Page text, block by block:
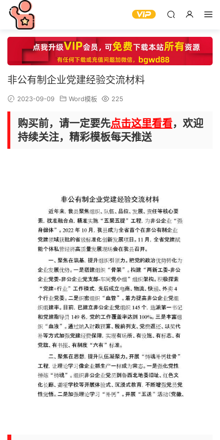
非公有制企业党建经验交流材料
2023-09-09 Word模板 225
购买前，请一定要先点击这里看看，欢迎
持续关注，精彩模板每天推送